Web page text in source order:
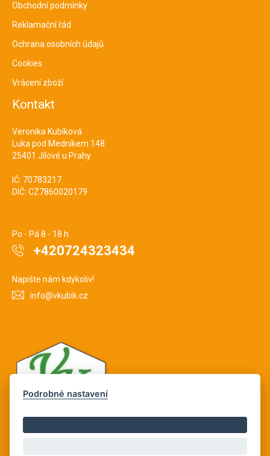
Obchodní podmínky
Reklamační řád
Ochrana osobních údajů
Cookies
Vrácení zboží
Kontakt
Veronika Kubíková
Luka pod Medníkem 148
25401 Jílové u Prahy
IČ: 70783217
DIČ: CZ7860020179
Po - Pá 8 - 18 h
+420724323434
Napište nám kdykoliv!
info@vkubik.cz
Podrobné nastavení